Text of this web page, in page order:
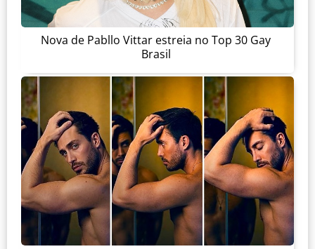
Nova de Pabllo Vittar estreia no Top 30 Gay
Brasil